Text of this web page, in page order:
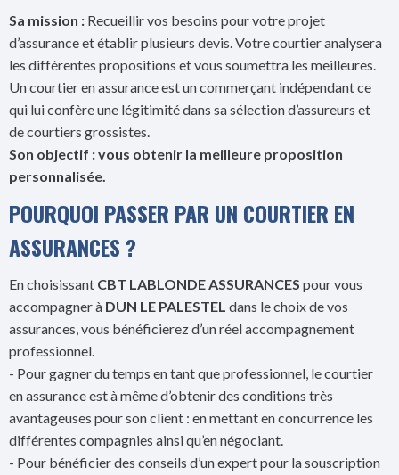
Sa mission : Recueillir vos besoins pour votre projet
d’assurance et établir plusieurs devis. Votre courtier analysera
les différentes propositions et vous soumettra les meilleures.
Un courtier en assurance est un commerçant indépendant ce
qui lui confère une légitimité dans sa sélection d’assureurs et
de courtiers grossistes.
Son objectif : vous obtenir la meilleure proposition
personnalisée.
POURQUOI PASSER PAR UN COURTIER EN
ASSURANCES ?
En choisissant CBT LABLONDE ASSURANCES pour vous
accompagner à DUN LE PALESTEL dans le choix de vos
assurances, vous bénéficierez d’un réel accompagnement
professionnel.
- Pour gagner du temps en tant que professionnel, le courtier
en assurance est à même d’obtenir des conditions très
avantageuses pour son client : en mettant en concurrence les
différentes compagnies ainsi qu’en négociant.
- Pour bénéficier des conseils d’un expert pour la souscription